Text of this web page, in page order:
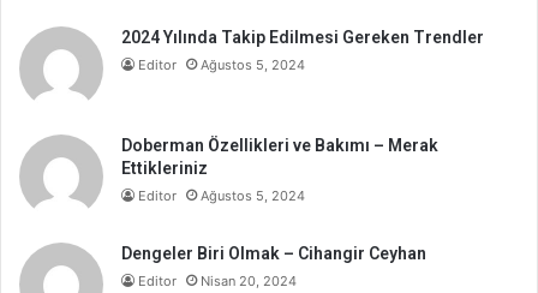
2024 Yılında Takip Edilmesi Gereken Trendler
Editor Ağustos 5, 2024
Doberman Özellikleri ve Bakımı – Merak
Ettikleriniz
Editor Ağustos 5, 2024
Dengeler Biri Olmak – Cihangir Ceyhan
Editor Nisan 20, 2024